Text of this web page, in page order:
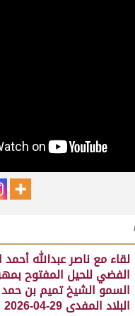
May 25, 2026
بن سالم بن فاران.. مضمر
المفتوح بميدان الوثبة 22-
لقاء مع ناصر عبدالله
الفضي للحيل المفتوح
السمو الشيخ تميم بن حمد
البلاد المفدى 29-04-2026